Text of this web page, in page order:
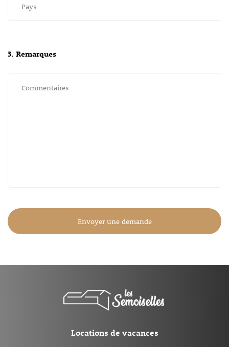
Pays
3. Remarques
Commentaires
Envoyer une demande
Locations de vacances